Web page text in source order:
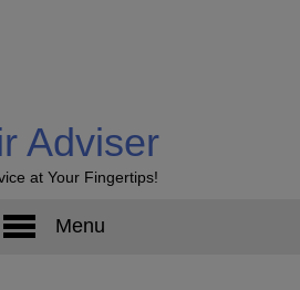
Adviser
at Your Fingertips!
Menu